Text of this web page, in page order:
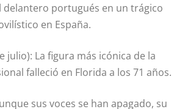
delantero portugués en un trágico
en España.
julio): La figura más icónica de la
falleció en Florida a los 71 años.
sus voces se han apagado, su